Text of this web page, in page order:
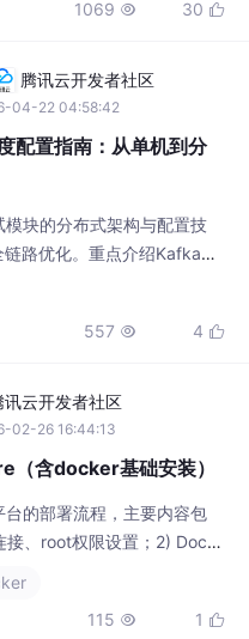
外温度、
法，采用
络LST
1069  30 
腾讯云开发者社区
04-22 04:58:42
配置指南：从单机到分
块的分布式架构与配置技
路优化。重点介绍Kafka主
557  4 
讯云开发者社区
02-26 16:44:13
含docker基础安装）
的部署流程，主要内容包
接、root权限设置；2) Dock
平台，初始账号
115  1 